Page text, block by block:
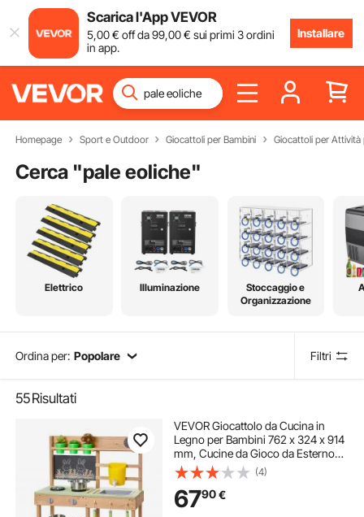
Scarica l'App VEVOR
5,00€ off da99,00€ sui primi 3 ordini
in app.
Installare
Homepage Sport e Outdoor Giocattoli per Bambini Giocattoli per Attività
Cerca "pale eoliche"
Elettrico Illuminazione
Stoccaggio e
Organizzazione
Ordina per: Popolare Filtri
55Risultati
VEVOR Giocattolo da Cucina in
Legno per Bambini 762 x 324 x 914
mm, Cucine da Gioco da Esterno
con Fornelli, Serbatoio, Lavello,
Pale da Piantagione, Scatola,
Pentole e Accessori, per la Casa,
Prato
(4)
6790€